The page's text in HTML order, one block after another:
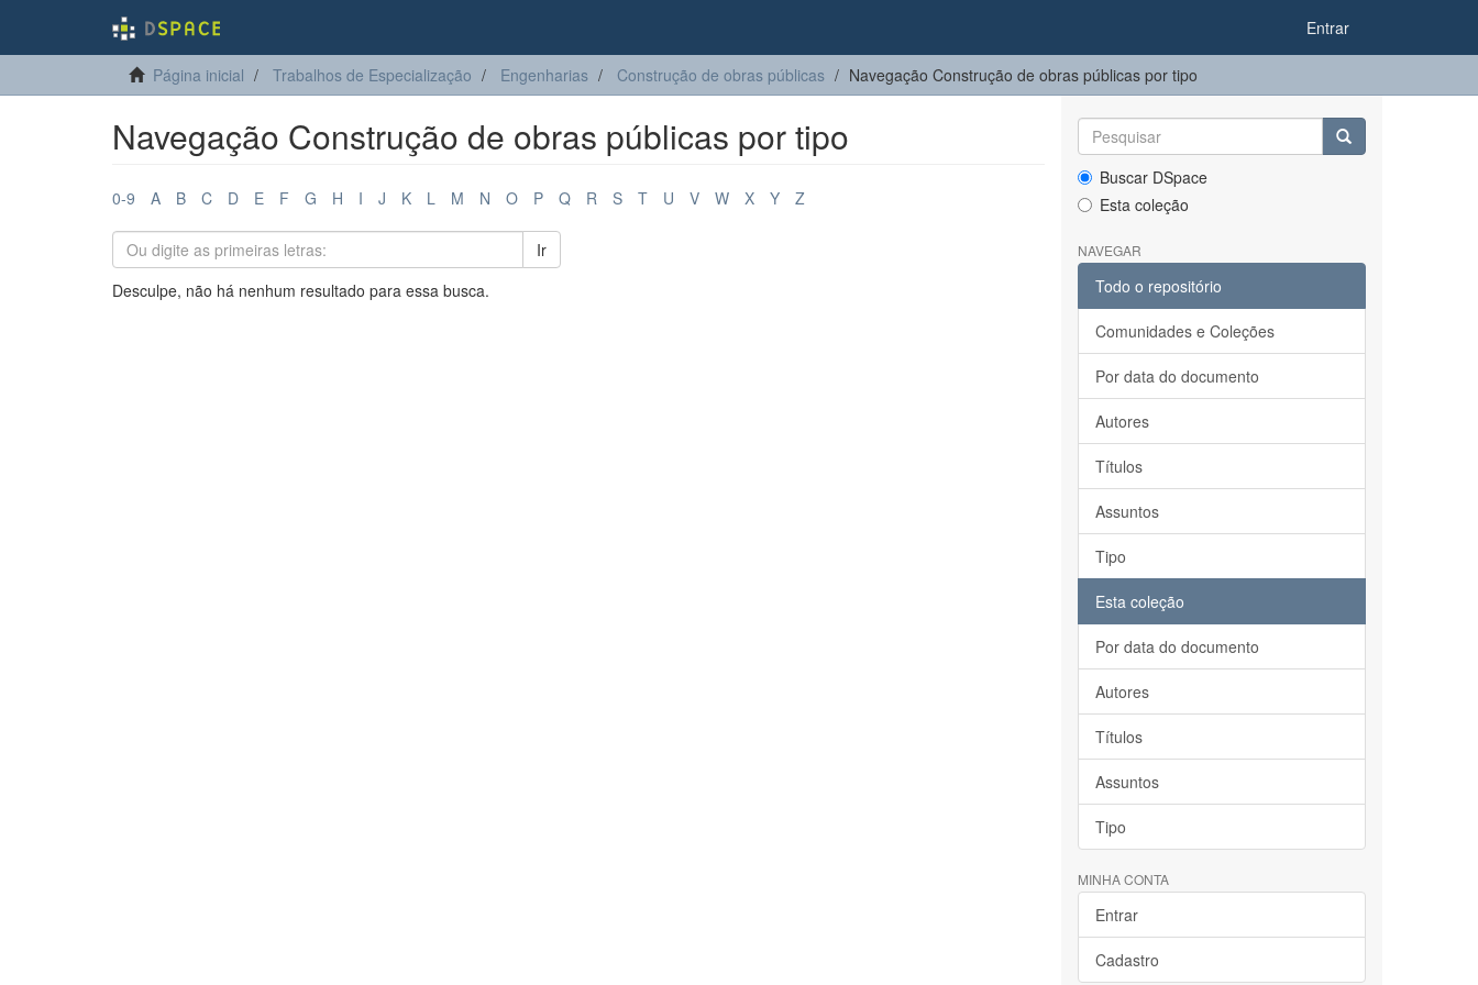
Entrar
Página inicial Trabalhos de Especialização Engenharias Construção de obras públicas Navegação Construção de obras públicas por tipo
Navegação Construção de obras públicas por tipo
0-9 A B C D E F G H I J K L M N O P Q R S T U V W X Y Z
Ir
Desculpe, não há nenhum resultado para essa busca.
Buscar DSpace
Esta coleção
NAVEGAR
Todo o repositório
Comunidades e Coleções
Por data do documento
Autores
Títulos
Assuntos
Tipo
Esta coleção
Por data do documento
Autores
Títulos
Assuntos
Tipo
MINHA CONTA
Entrar
Cadastro